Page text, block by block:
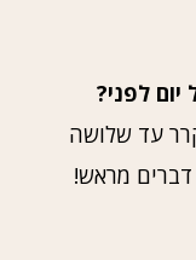
לפני?
עד שלושה
דברים מראש!